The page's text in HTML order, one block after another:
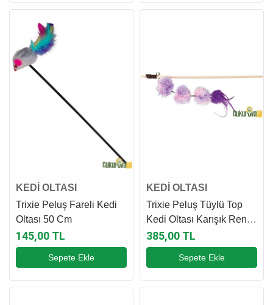
KEDİ OLTASI
Trixie Peluş Fareli Kedi
Oltası 50 Cm
145,00 TL
Sepete Ekle
KEDİ OLTASI
Trixie Peluş Tüylü Top
Kedi Oltası Karışık Renkli
40 Cm
385,00 TL
Sepete Ekle